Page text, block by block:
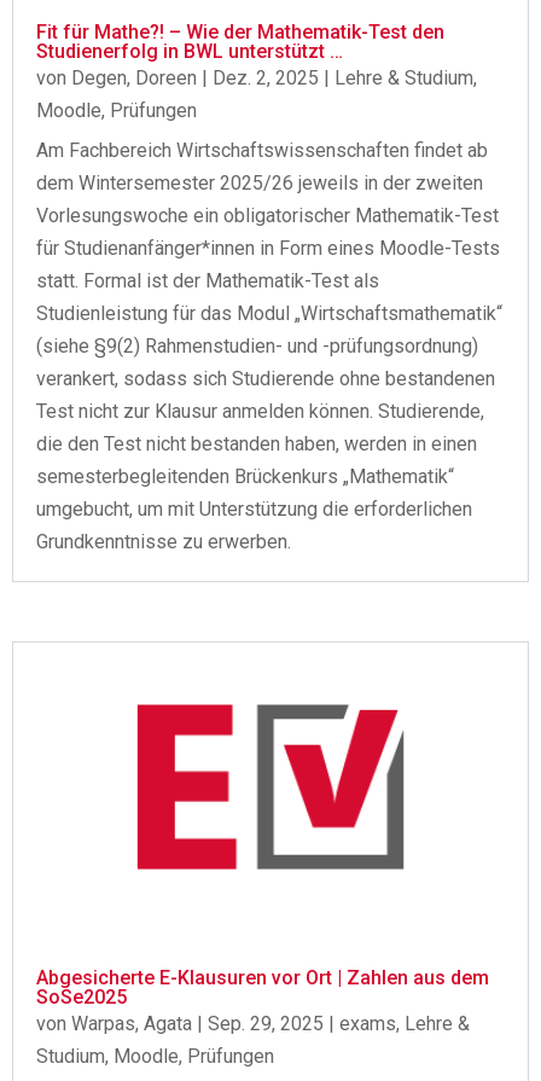
Fit für Mathe?! – Wie der Mathematik-Test den
Studienerfolg in BWL unterstützt …
von Degen, Doreen | Dez. 2, 2025 | Lehre & Studium,
Moodle, Prüfungen
Am Fachbereich Wirtschaftswissenschaften findet ab
dem Wintersemester 2025/26 jeweils in der zweiten
Vorlesungswoche ein obligatorischer Mathematik-Test
für Studienanfänger*innen in Form eines Moodle-Tests
statt. Formal ist der Mathematik-Test als
Studienleistung für das Modul „Wirtschaftsmathematik“
(siehe §9(2) Rahmenstudien- und -prüfungsordnung)
verankert, sodass sich Studierende ohne bestandenen
Test nicht zur Klausur anmelden können. Studierende,
die den Test nicht bestanden haben, werden in einen
semesterbegleitenden Brückenkurs „Mathematik“
umgebucht, um mit Unterstützung die erforderlichen
Grundkenntnisse zu erwerben.
Abgesicherte E-Klausuren vor Ort | Zahlen aus dem
SoSe2025
von Warpas, Agata | Sep. 29, 2025 | exams, Lehre &
Studium, Moodle, Prüfungen